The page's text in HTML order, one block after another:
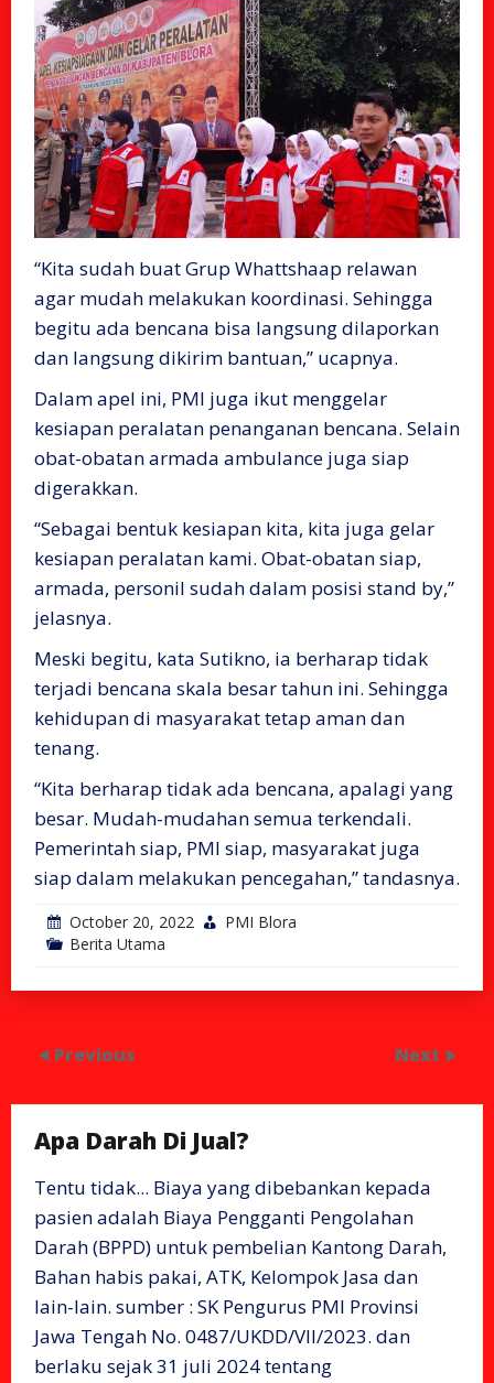
“Kita sudah buat Grup Whattshaap relawan
agar mudah melakukan koordinasi. Sehingga
begitu ada bencana bisa langsung dilaporkan
dan langsung dikirim bantuan,” ucapnya.
Dalam apel ini, PMI juga ikut menggelar
kesiapan peralatan penanganan bencana. Selain
obat-obatan armada ambulance juga siap
digerakkan.
“Sebagai bentuk kesiapan kita, kita juga gelar
kesiapan peralatan kami. Obat-obatan siap,
armada, personil sudah dalam posisi stand by,”
jelasnya.
Meski begitu, kata Sutikno, ia berharap tidak
terjadi bencana skala besar tahun ini. Sehingga
kehidupan di masyarakat tetap aman dan
tenang.
“Kita berharap tidak ada bencana, apalagi yang
besar. Mudah-mudahan semua terkendali.
Pemerintah siap, PMI siap, masyarakat juga
siap dalam melakukan pencegahan,” tandasnya.
October 20, 2022
PMI Blora
Berita Utama
Previous Next
Apa Darah Di Jual?
Tentu tidak... Biaya yang dibebankan kepada
pasien adalah Biaya Pengganti Pengolahan
Darah (BPPD) untuk pembelian Kantong Darah,
Bahan habis pakai, ATK, Kelompok Jasa dan
lain-lain. sumber : SK Pengurus PMI Provinsi
Jawa Tengah No. 0487/UKDD/VII/2023. dan
berlaku sejak 31 juli 2024 tentang